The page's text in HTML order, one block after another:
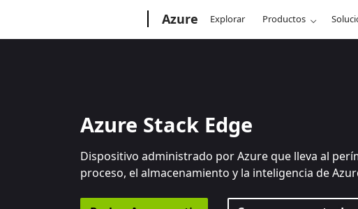
Azure Explorar Productos
Azure Stack Edge
Dispositivo administrado por Azure que lleva al
proceso, el almacenamiento y la inteligencia de